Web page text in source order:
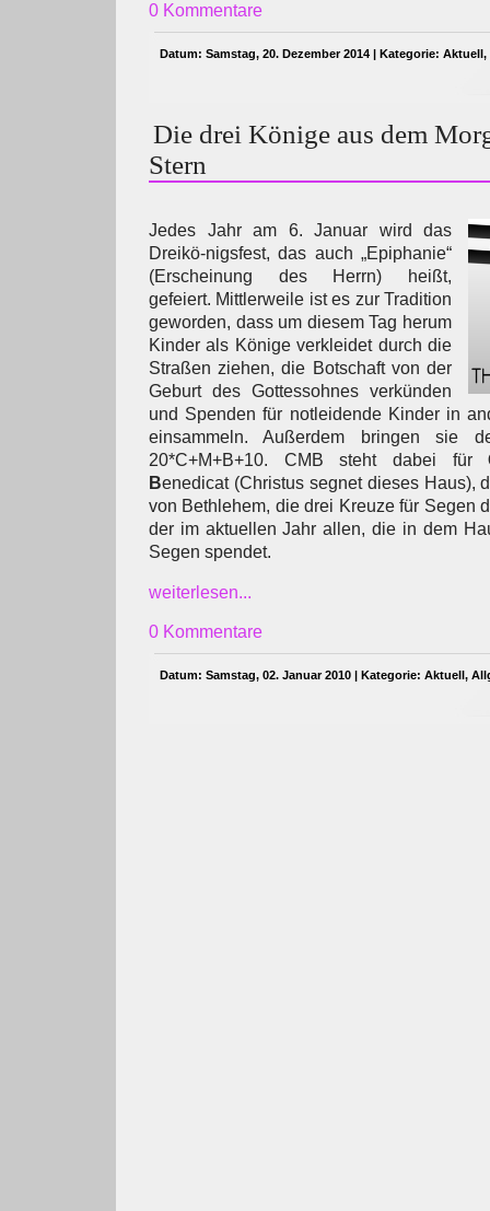
0 Kommentare
Datum: Samstag, 20. Dezember 2014 | Kategorie: Aktuell,
Die drei Könige aus dem
Stern
Jedes Jahr am 6. Januar wird das
Dreikö-nigsfest, das auch „Epiphanie“
(Erscheinung des Herrn) heißt,
gefeiert. Mittlerweile ist es zur Tradition
geworden, dass um diesem Tag herum
Kinder als Könige verkleidet durch die
Straßen ziehen, die Botschaft von der
Geburt des Gottessohnes verkünden
und Spenden für notleidende Kinder in
einsammeln. Außerdem bringen sie
20*C+M+B+10. CMB steht dabei für
Benedicat (Christus segnet dieses Haus),
von Bethlehem, die drei Kreuze für Segen
der im aktuellen Jahr allen, die in dem
Segen spendet.
weiterlesen...
0 Kommentare
Datum: Samstag, 02. Januar 2010 | Kategorie: Aktuell,